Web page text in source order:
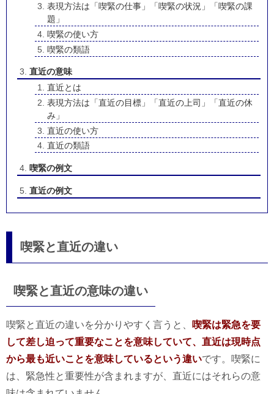
表現方法は「喫緊の仕事」「喫緊の状況」「喫緊の課
題」
喫緊の使い方
喫緊の類語
直近の意味
直近とは
表現方法は「直近の目標」「直近の上司」「直近の休
み」
直近の使い方
直近の類語
喫緊の例文
直近の例文
喫緊と直近の違い
喫緊と直近の意味の違い
喫緊と直近の違いを分かりやすく言うと、
喫緊は緊急を要
して差し迫って重要なことを意味していて、直近は現時点
から最も近いことを意味しているという違いです。喫緊に
は、緊急性と重要性が含まれますが、直近にはそれらの意